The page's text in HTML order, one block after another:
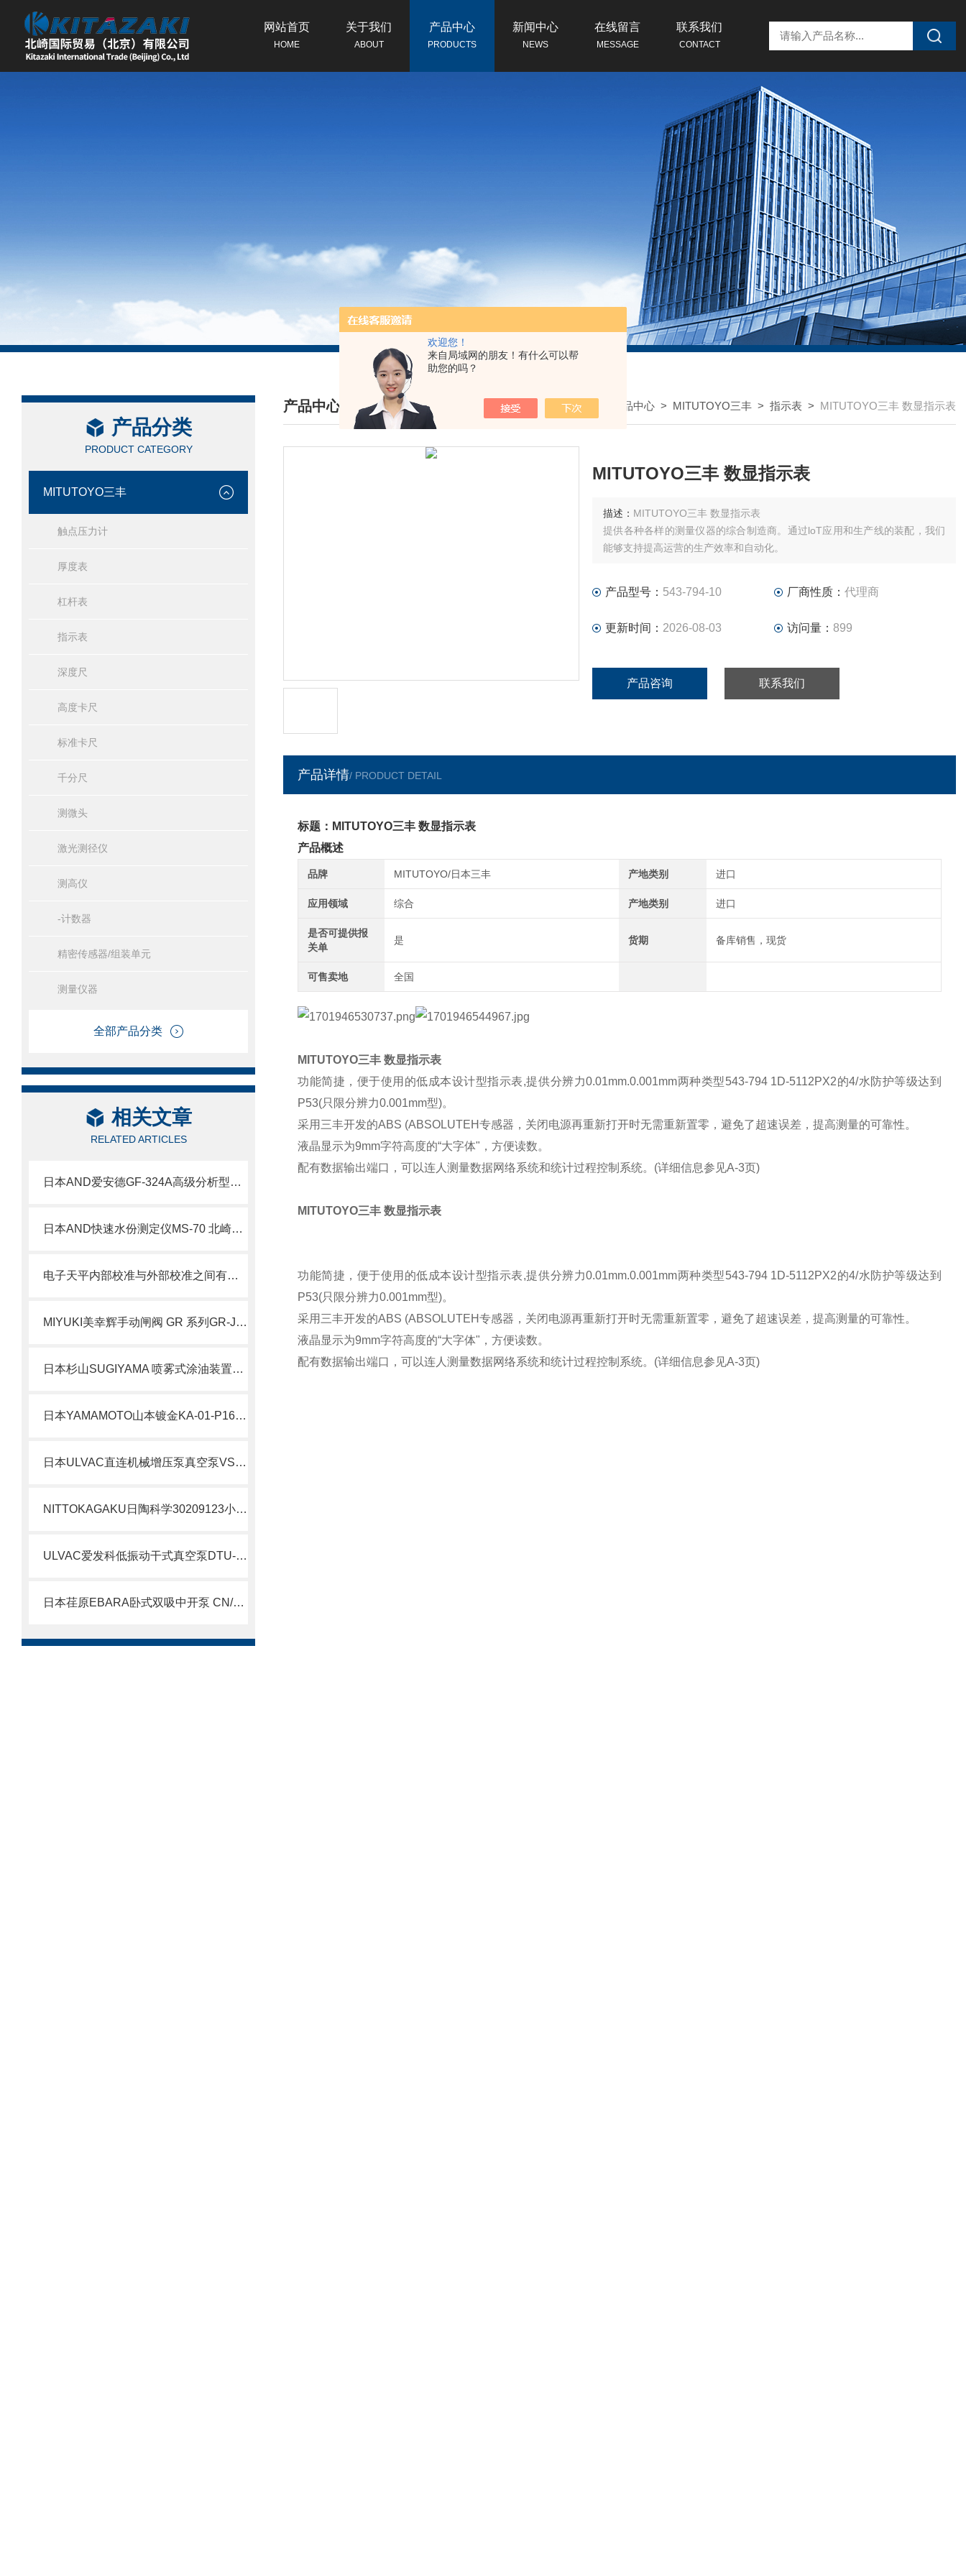
欢迎您！
来自局域网的朋友！有什么可以帮
助您的吗？
网站首页
HOME
关于我们
ABOUT
产品中心
PRODUCTS
新闻中心
NEWS
在线留言
MESSAGE
联系我们
CONTACT
产品分类
PRODUCT CATEGORY
MITUTOYO三丰
触点压力计
厚度表
杠杆表
指示表
深度尺
高度卡尺
标准卡尺
千分尺
测微头
激光测径仪
测高仪
-计数器
精密传感器/组装单元
测量仪器
全部产品分类
相关文章
RELATED ARTICLES
日本AND爱安德GF-324A高级分析型天平北崎热卖
日本AND快速水份测定仪MS-70 北崎热卖
电子天平内部校准与外部校准之间有什么区别
MIYUKI美幸辉手动闸阀 GR 系列GR-J80
日本杉山SUGIYAMA 喷雾式涂油装置PS-255
日本YAMAMOTO山本镀金KA-01-P16锥形烧杯北崎有售
日本ULVAC直连机械增压泵真空泵VS300A-W简介
NITTOKAGAKU日陶科学30209123小型电炉北崎备库销售
ULVAC爱发科低振动干式真空泵DTU-20北崎热卖
日本荏原EBARA卧式双吸中开泵 CN/CW北崎热卖
产品中心
/ PRODUCTS CENTER
我的位置：首页 产品中心 > MITUTOYO三丰 > 指示表 > MITUTOYO三丰 数显指示表
MITUTOYO三丰 数显指示表
描述： MITUTOYO三丰 数显指示表
提供各种各样的测量仪器的综合制造商。通过loT应用和生产线的装配，我们
能够支持提高运营的生产效率和自动化。
产品型号： 543-794-10 厂商性质： 代理商
更新时间： 2026-08-03 访问量： 899
产品咨询 联系我们
产品详情/ PRODUCT DETAIL
标题：MITUTOYO三丰 数显指示表
产品概述
品牌 MITUTOYO/日本三丰 产地类别 进口
应用领域 综合 产地类别 进口
是否可提供报
关单
是 货期 备库销售，现货
可售卖地 全国
MITUTOYO三丰 数显指示表
功能简捷，便于使用的低成本设计型指示表,提供分辨力0.01mm.0.001mm两种类型543-794 1D-5112PX2的4/水防护等级达到
P53(只限分辨力0.001mm型)。
采用三丰开发的ABS (ABSOLUTEH专感器，关闭电源再重新打开时无需重新置零，避免了超速误差，提高测量的可靠性。
液晶显示为9mm字符高度的“大字体"，方便读数。
配有数据输出端口，可以连人测量数据网络系统和统计过程控制系统。(详细信息参见A-3页)
MITUTOYO三丰 数显指示表
功能简捷，便于使用的低成本设计型指示表,提供分辨力0.01mm.0.001mm两种类型543-794 1D-5112PX2的4/水防护等级达到
P53(只限分辨力0.001mm型)。
采用三丰开发的ABS (ABSOLUTEH专感器，关闭电源再重新打开时无需重新置零，避免了超速误差，提高测量的可靠性。
液晶显示为9mm字符高度的“大字体"，方便读数。
配有数据输出端口，可以连人测量数据网络系统和统计过程控制系统。(详细信息参见A-3页)